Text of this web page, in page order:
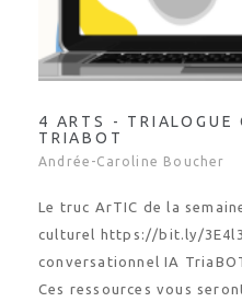
4 ARTS - TRIALOGUE
TRIABOT
Andrée-Caroline Boucher
Le truc ArTIC de la
culturel https://bit.ly/
conversationnel IA
Ces ressources vous